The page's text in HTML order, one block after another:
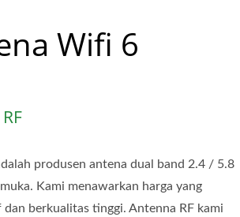
Wifi 6
produsen antena dual band 2.4 / 5.8
Kami menawarkan harga yang
berkualitas tinggi. Antenna RF kami